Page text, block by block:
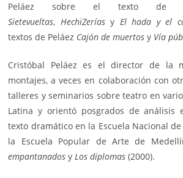
Peláez sobre el texto de
Sietevueltas, HechiZeríasy El hada y el
textos de Peláez Cajón de muertosy Vía
Cristóbal Peláez es el director de la
montajes, a veces en colaboración con
talleres y seminarios sobre teatro en
Latina y orientó posgrados de análisis
texto dramático en la Escuela Nacional
la Escuela Popular de Arte de
empantanadosyLos diplomas(2000).